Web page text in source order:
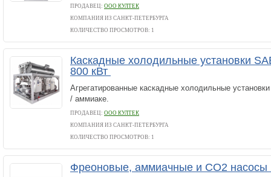
ПРОДАВЕЦ: ООО КУЛТЕК
КОМПАНИЯ ИЗ САНКТ-ПЕТЕРБУРГА
КОЛИЧЕСТВО ПРОСМОТРОВ: 1
Каскадные холодильные установки
800 кВт
Агрегатированные каскадные холодильные
/ аммиаке.
ПРОДАВЕЦ: ООО КУЛТЕК
КОМПАНИЯ ИЗ САНКТ-ПЕТЕРБУРГА
КОЛИЧЕСТВО ПРОСМОТРОВ: 1
Фреоновые, аммиачные и CO2